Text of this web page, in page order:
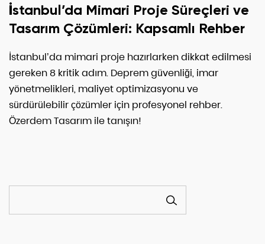
İstanbul’da Mimari Proje Süreçleri ve
Tasarım Çözümleri: Kapsamlı Rehber
İstanbul’da mimari proje hazırlarken dikkat edilmesi
gereken 8 kritik adım. Deprem güvenliği, imar
yönetmelikleri, maliyet optimizasyonu ve
sürdürülebilir çözümler için profesyonel rehber.
Özerdem Tasarım ile tanışın!